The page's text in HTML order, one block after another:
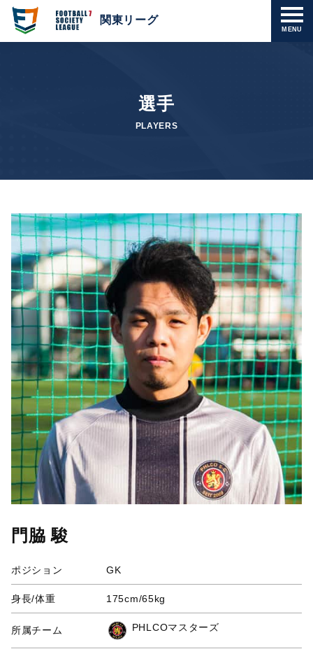
MENU
関東リーグ
選手
PLAYERS
門脇 駿
ポジション GK
身長/体重 175cm/65kg
所属チーム PHLCOマスターズ